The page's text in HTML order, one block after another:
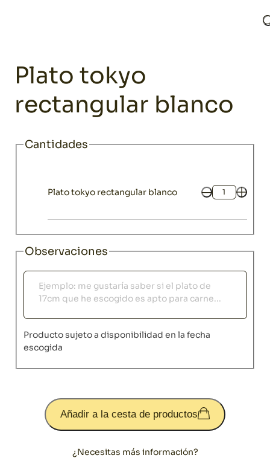
Plato tokyo
Plato tokyo
rectangular blanco
Cantidades
Plato tokyo rectangular blanco Cantidad
Observaciones
Observaciones
Producto sujeto a disponibilidad en la fecha
escogida
Añadir a la cesta de productos
¿Necesitas más información?